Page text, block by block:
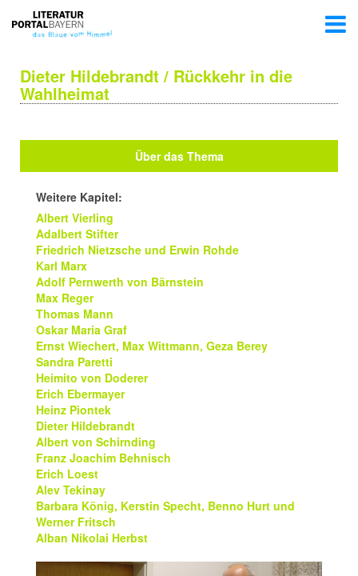
Dieter Hildebrandt / Rückkehr in die
Wahlheimat
Über das Thema
Weitere Kapitel:
Albert Vierling
Adalbert Stifter
Friedrich Nietzsche und Erwin Rohde
Karl Marx
Adolf Pernwerth von Bärnstein
Max Reger
Thomas Mann
Oskar Maria Graf
Ernst Wiechert, Max Wittmann, Geza Berey
Sandra Paretti
Heimito von Doderer
Erich Ebermayer
Heinz Piontek
Dieter Hildebrandt
Albert von Schirnding
Franz Joachim Behnisch
Erich Loest
Alev Tekinay
Barbara König, Kerstin Specht, Benno Hurt und
Werner Fritsch
Alban Nikolai Herbst